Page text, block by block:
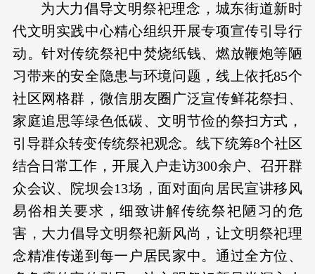
为大力倡导文明祭祀理念，城东街道新时
代文明实践中心精心组织开展专项宣传引导行
动。针对传统祭祀中焚烧纸钱、燃放鞭炮等陋
习带来的安全隐患与环境问题，线上依托85个
社区网格群，微信朋友圈广泛宣传鲜花祭扫、
家庭追思等绿色低碳、文明节俭的祭扫方式，
引导群众转变传统祭祀观念。线下统筹8个社区
结合日常工作，开展入户走访300余户、召开群
众会议、院坝会13场，面对面向居民宣讲移风
易俗相关要求，细致讲解传统祭祀陋习的危
害，大力倡导文明祭祀新风尚，让文明祭祀理
念精准传递到每一户居民家中。通过全方位、